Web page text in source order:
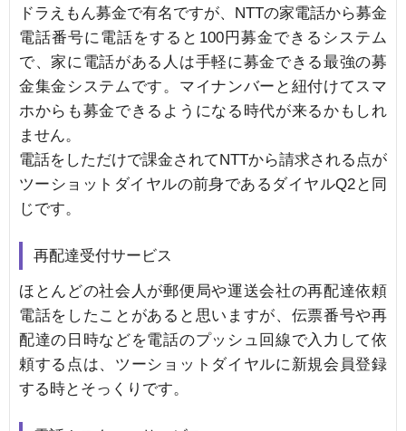
ドラえもん募金で有名ですが、NTTの家電話から募金
電話番号に電話をすると100円募金できるシステム
で、家に電話がある人は手軽に募金できる最強の募
金集金システムです。マイナンバーと紐付けてスマ
ホからも募金できるようになる時代が来るかもしれ
ません。
電話をしただけで課金されてNTTから請求される点が
ツーショットダイヤルの前身であるダイヤルQ2と同
じです。
再配達受付サービス
ほとんどの社会人が郵便局や運送会社の再配達依頼
電話をしたことがあると思いますが、伝票番号や再
配達の日時などを電話のプッシュ回線で入力して依
頼する点は、ツーショットダイヤルに新規会員登録
する時とそっくりです。